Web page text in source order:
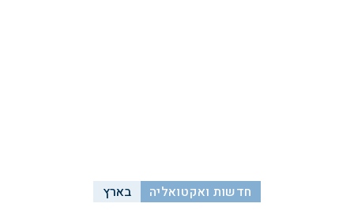
חדשות ואקטואליה בארץ